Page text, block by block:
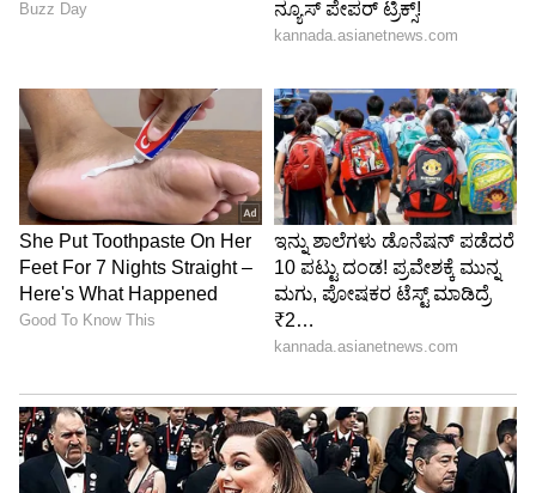
ಸಾಲ್ಟ್ ಮತ್ತು ಜೋಸ್ ಬಟ್ಲರ್ ಅವರನ್ನು ಶೂನ್ಯಕ್ಕೆ ಔಟ್
ನಾಯಕ ಹ್ಯಾರಿ ಬ್ರೂಕ್ ಹಠಾತ್ ದಾಳಿ ನಡೆಸಿದರು. ಕೇವಲ
15 ಎಸೆತಗಳಲ್ಲಿ 39 ರನ್ ಚಚ್ಚಿದ ಬ್ರೂಕ್, ರನ್ ರೇಟ್
ಕುಸಿಯದಂತೆ ನೋಡಿಕೊಂಡರು. ಇದು ಬೆಥೆಲ್ ಅವರಿಗೆ
ಒತ್ತಡವಿಲ್ಲದೆ ಆಡಲು ನೆರವಾಯಿತು.